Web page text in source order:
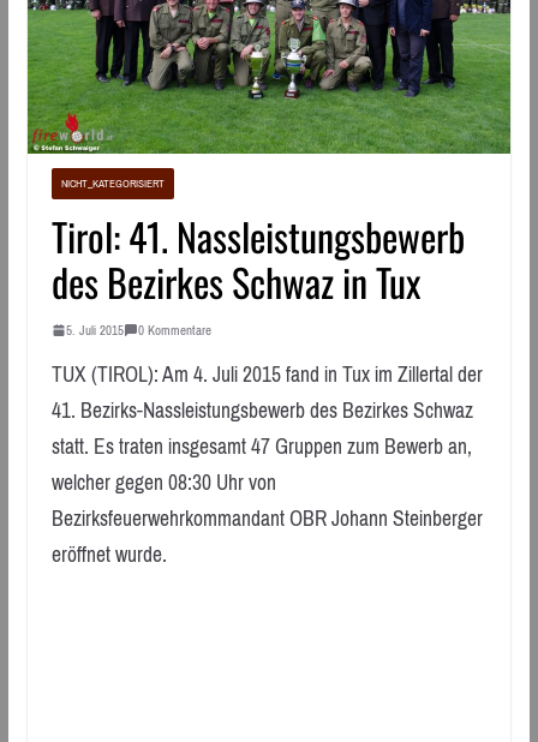
NICHT_KATEGORISIERT
Tirol: 41. Nassleistungsbewerb
des Bezirkes Schwaz in Tux
5. Juli 2015 0 Kommentare
TUX (TIROL): Am 4. Juli 2015 fand in Tux im Zillertal der
41. Bezirks-Nassleistungsbewerb des Bezirkes Schwaz
statt. Es traten insgesamt 47 Gruppen zum Bewerb an,
welcher gegen 08:30 Uhr von
Bezirksfeuerwehrkommandant OBR Johann Steinberger
eröffnet wurde.